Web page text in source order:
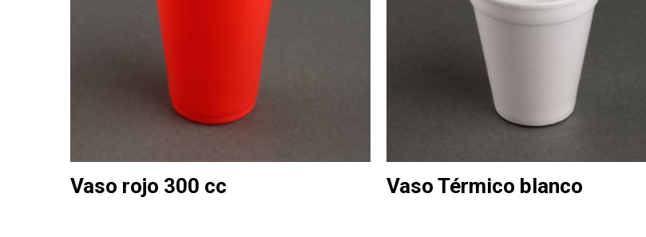
Vaso rojo 300 cc Vaso Térmico blanco